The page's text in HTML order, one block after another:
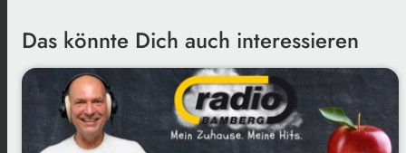
Das könnte Dich auch interessieren